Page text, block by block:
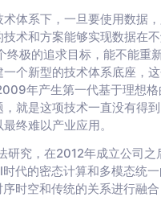
体系下，一旦要使用数据
术和方案能够实现数据在
极的追求目标，能不能重
个新型的技术体系底座，
年产生第一代基于理想
就是这项技术一直没有得
终难以产业应用。
究，在2012年成立公司
代的密态计算和多模态统
时空和传统的关系进行融